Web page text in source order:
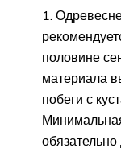
половине
материала
побеги с